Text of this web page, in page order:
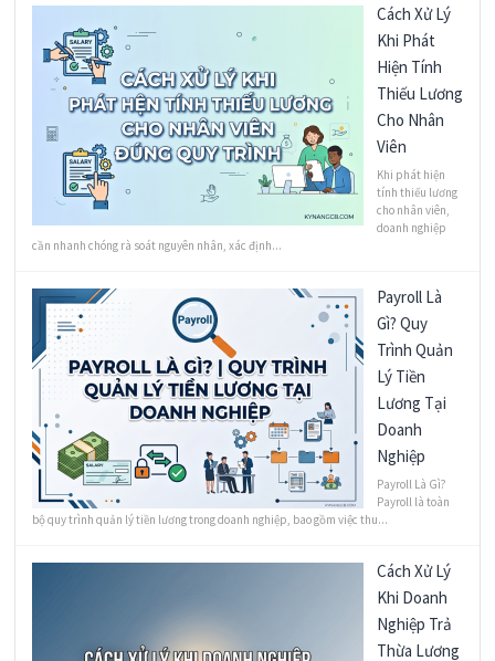
Cách Xử Lý
Khi Phát
Hiện Tính
Thiếu Lương
Cho Nhân
Viên
Khi phát hiện
tính thiếu lương
cho nhân viên,
doanh nghiệp
cần nhanh chóng rà soát nguyên nhân, xác định...
Payroll Là
Gì? Quy
Trình Quản
Lý Tiền
Lương Tại
Doanh
Nghiệp
Payroll Là Gì?
Payroll là toàn
bộ quy trình quản lý tiền lương trong doanh nghiệp, bao gồm việc thu...
Cách Xử Lý
Khi Doanh
Nghiệp Trả
Thừa Lương